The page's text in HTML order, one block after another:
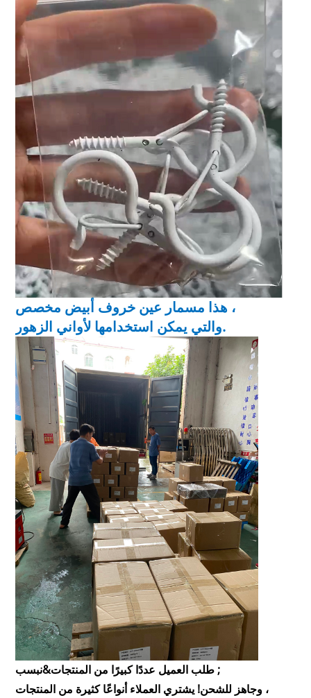
هذا مسمار عين خروف أبيض مخصص ،
والتي يمكن استخدامها لأواني الزهور.
طلب العميل عددًا كبيرًا من المنتجات&نبسب ;
وجاهز للشحن! يشتري العملاء أنواعًا كثيرة من المنتجات ،